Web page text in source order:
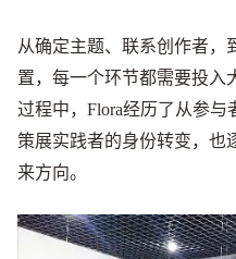
从确定主题、联系创作者，
置，每一个环节都需要投入
过程中，Flora经历了从参与
策展实践者的身份转变，也
来方向。